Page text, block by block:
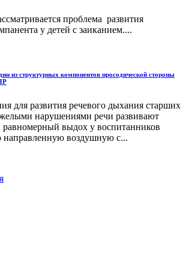
проблема развития
у детей с заиканием....
из структурных компонентов просодической стороны
для развития речевого дыхания старших
нарушениями речи развивают
выдох у воспитанников
воздушную с...